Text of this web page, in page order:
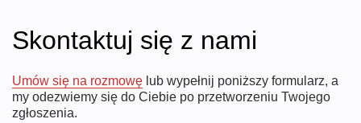
Skontaktuj się z nami
Umów się na rozmowę lub wypełnij poniższy formularz, a
my odezwiemy się do Ciebie po przetworzeniu Twojego
zgłoszenia.